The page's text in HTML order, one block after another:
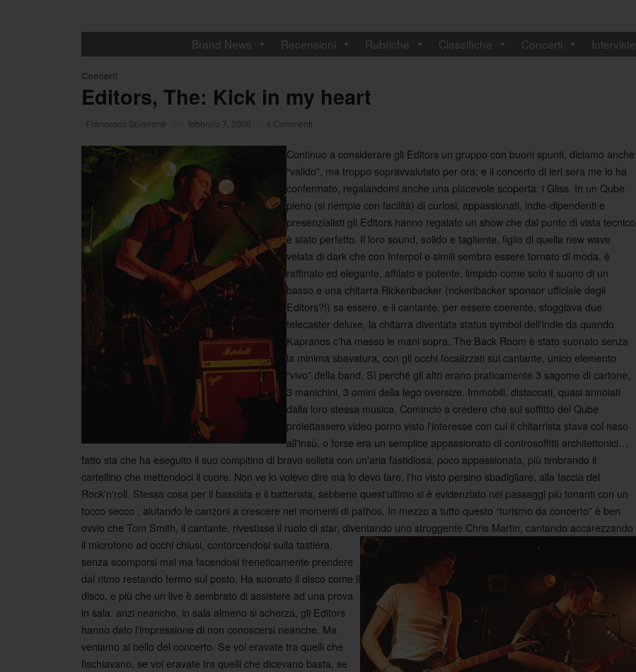
Brand News Recensioni Rubriche Classifiche Concerti Interviste
Concerti
Editors, The: Kick in my heart
Francesco Sciarrone febbraio 7, 2006 4 Commenti
Continuo a considerare gli Editors un gruppo con buoni spunti, diciamo anche
“valido”, ma troppo sopravvalutato per ora; e il concerto di ieri sera me lo ha
confermato, regalandomi anche una piacevole scoperta: i Gliss. In un Qube
pieno (si riempie con facilità) di curiosi, appassionati, indie-dipendenti e
presenzialisti gli Editors hanno regalato un show che dal punto di vista tecnico
è stato perfetto. Il loro sound, solido e tagliente, figlio di quella new wave
velata di dark che con Interpol e simili sembra essere tornato di moda, è
raffinato ed elegante, affilato e potente, limpido come solo il suono di un
basso e una chitarra Rickenbacker (rickenbacker sponsor ufficiale degli
Editors?!) sa essere. e il cantante, per essere coerente, sfoggiava due
telecaster deluxe, la chitarra diventata status symbol dell'indie da quando
Kapranos c'ha messo le mani sopra. The Back Room è stato suonato senza
la minima sbavatura, con gli occhi focalizzati sul cantante, unico elemento
“vivo” della band. Sì perché gli altri erano praticamente 3 sagome di cartone,
3 manichini, 3 omini della lego oversize. Immobili, distaccati, quasi annoiati
dalla loro stessa musica. Comincio a credere che sul soffitto del Qube
proiettassero video porno visto l'interesse con cui il chitarrista stava col naso
all'insù, o forse era un semplice appassionato di controsoffitti architettonici…
fatto sta che ha eseguito il suo compitino di bravo solista con un'aria fastidiosa, poco appassionata, più timbrando il
cartellino che mettendoci il cuore. Non ve lo volevo dire ma lo devo fare. l'ho visto persino sbadigliare, alla faccia del
Rock'n'roll. Stessa cosa per il bassista e il batterista, sebbene quest'ultimo si è evidenziato nei passaggi più tonanti con un
tocco secco , aiutando le canzoni a crescere nei momenti di pathos. In mezzo a tutto questo “turismo da concerto” è ben
ovvio che Tom Smith, il cantante, rivestisse il ruolo di star, diventando uno struggente Chris Martin, cantando accarezzando
il microfono ad occhi chiusi, contorcendosi sulla tastiera,
senza scomporsi mai ma facendosi freneticamente prendere
dal ritmo restando fermo sul posto. Ha suonato il disco come il
disco, e più che un live è sembrato di assistere ad una prova
in sala. anzi neanche, in sala almeno si scherza, gli Editors
hanno dato l'impressione di non conoscersi neanche. Ma
veniamo al bello del concerto. Se voi eravate tra quelli che
fischiavano, se voi eravate tra quelli che dicevano basta, se